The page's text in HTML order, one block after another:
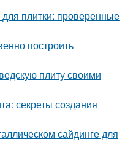
плитки: проверенные
построить
плиту своими
секреты создания
сайдинге для